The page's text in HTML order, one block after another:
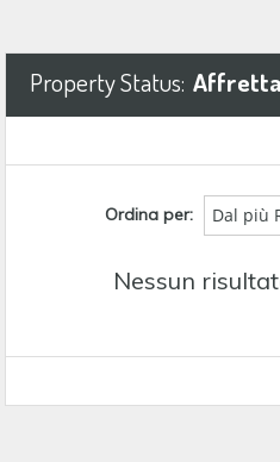
Property Status:
Ordina per: Dal più
Nessun